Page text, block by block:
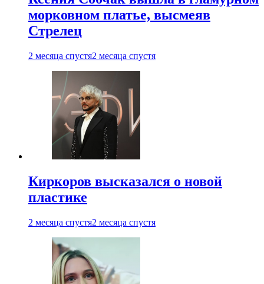
морковном платье, высмеяв
Стрелец
2 месяца спустя2 месяца спустя
Киркоров высказался о новой
пластике
2 месяца спустя2 месяца спустя